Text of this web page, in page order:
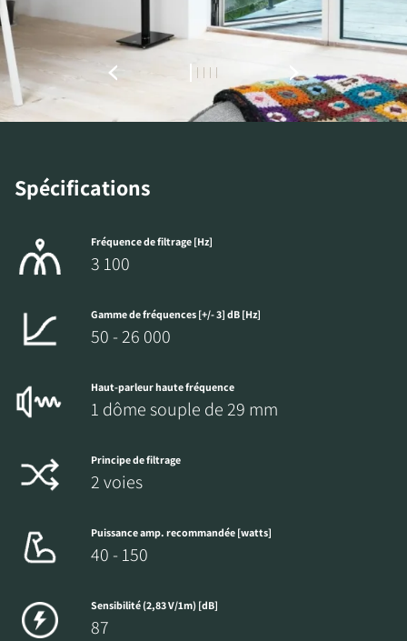
Spécifications
Fréquence de filtrage [Hz]
3 100
Gamme de fréquences [+/- 3] dB [Hz]
50 - 26 000
Haut-parleur haute fréquence
1 dôme souple de 29 mm
Principe de filtrage
2 voies
Puissance amp. recommandée [watts]
40 - 150
Sensibilité (2,83 V/1m) [dB]
87
TÉLÉCHARGEMENTS
Remplissez ce formulaire pour accéder
directement à tous les fichiers en
téléchargement verrouillés de notre site Web.